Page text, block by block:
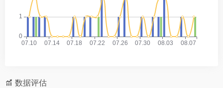
数据评估